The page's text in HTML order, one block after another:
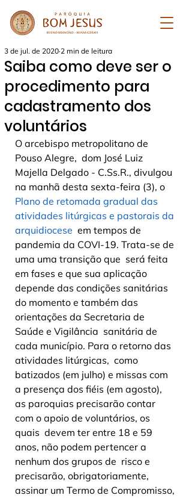
Saiba como deve ser o
procedimento para
cadastramento dos
voluntários
3 de jul. de 2020 2 min de leitura
O arcebispo metropolitano de
Pouso Alegre,  dom José Luiz
Majella Delgado - C.Ss.R., divulgou
na manhã desta sexta-feira (3), o
Plano de retomada gradual das
atividades litúrgicas e pastorais da
arquidiocese
  em tempos de
pandemia da COVI-19. Trata-se de
uma uma transição que  será feita
em fases e que sua aplicação
depende das condições sanitárias
do momento e também das
orientações da Secretaria de
Saúde e Vigilância  sanitária de
cada município. Para o retorno das
atividades litúrgicas,  como
batizados (em julho) e missas com
a presença dos fiéis (em agosto),
as paroquias precisarão contar
com o apoio de voluntários, os
quais  devem ter entre 18 e 59
anos, não podem pertencer a
nenhum dos grupos de  risco e
precisarão, obrigatoriamente,
assinar um Termo de Compromisso,